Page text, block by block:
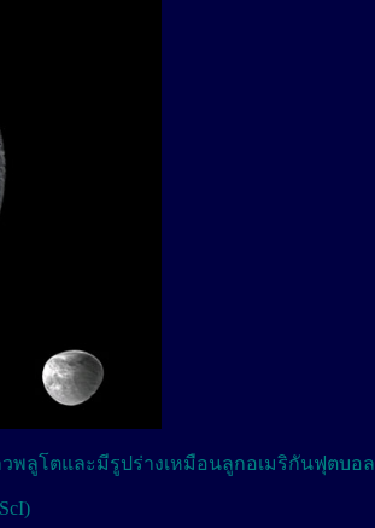
วพลูโตและมีรูปร่างเหมือนลูกอเมริกันฟุตบอล